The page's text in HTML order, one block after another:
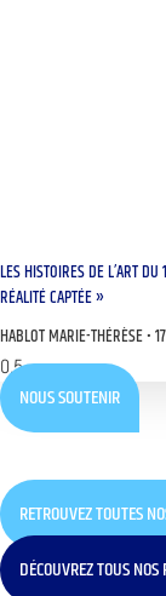
LES HISTOIRES DE L’ART
RÉALITÉ CAPTÉE »
HABLOT MARIE-THÉRÈSE
NOUS SOUTENIR
RETROUVEZ TOUTES
DÉCOUVREZ TOUS NOS